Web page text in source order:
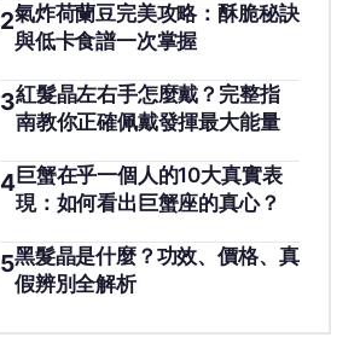
2氣炸荷蘭豆完美攻略：酥脆秘訣
與低卡食譜一次掌握
3紅髮晶左右手怎麼戴？完整指
南教你正確佩戴發揮最大能量
4巨蟹在乎一個人的10大真實表
現：如何看出巨蟹座的真心？
5黑髮晶是什麼？功效、價格、真
假辨別全解析